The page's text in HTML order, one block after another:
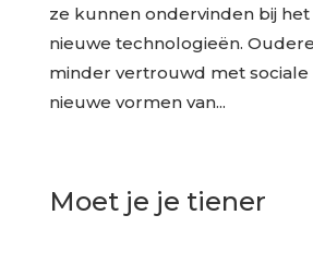
ze kunnen ondervinden bij
nieuwe technologieën.
minder vertrouwd met sociale
nieuwe vormen van...
Moet je je tiener